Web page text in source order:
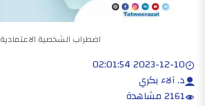
اضطراب الشخصية الاعتمادية
2023-12-10 02:01:54
د. آلاء بكري
2161 مشاهدة